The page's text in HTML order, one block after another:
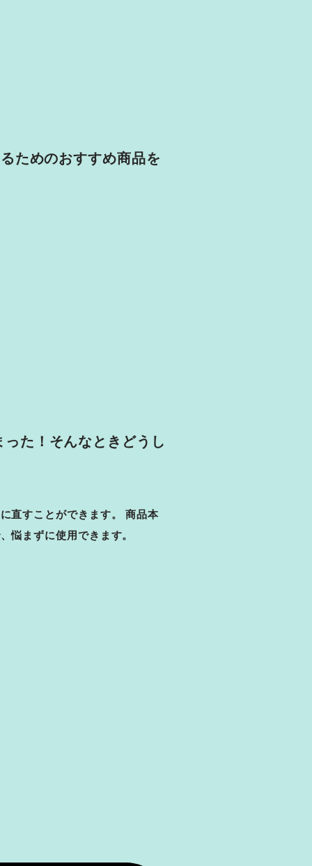
ためのおすすめ商品を
た！そんなときどうし
直すことができます。 商品本
悩まずに使用できます。